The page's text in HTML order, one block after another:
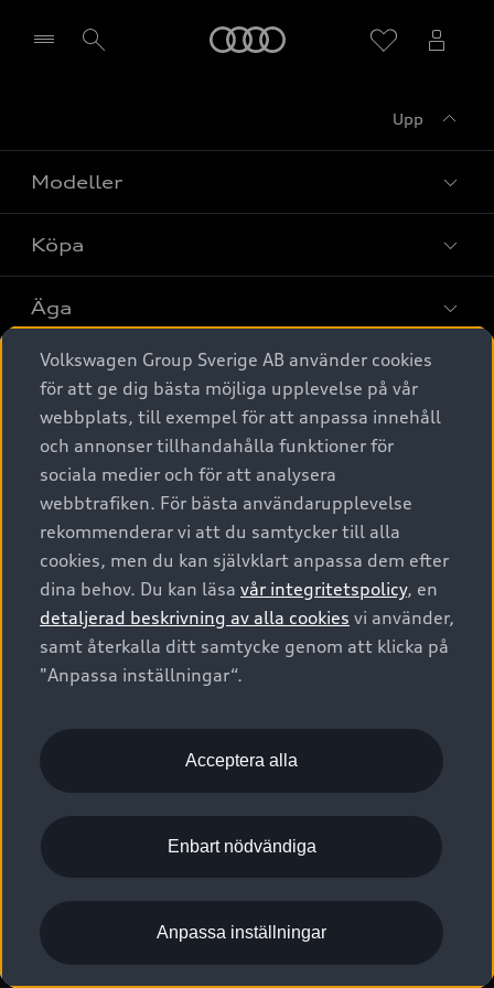
Upp
Modeller
Alla modeller
Elbilar
A6 modellerna
SUV
Avant
Audi Sport
Köpa
Privaterbjudanden
Privatleasing
Nya bilar i lager
Begagnade bilar i lager
Audi approved :plus - så gott som nya
Finansiering
Audi exclusive
Provkörning
Äga
Service & tillbehör
Audi digital services
Originaltillbehör - köp online
Garantier
Försäkring
Digitala manualer för din Audi
Audi Collection – livsstilsartiklar
Vanliga frågor
2G/3G nätet stängs ned - Hur påverkas min bil av detta?
Tjänstebil
Tjänstebil
Business lease online
Företagsleasing
Om Audi Sverige
Kontakta oss
Audi Återförsäljare/-serviceverkstad
myAudi
Pressmeddelanden
Nyhetsbrev
Vårt hållbarhetsarbete
Lediga tjänster huvudkontor
Lediga tjänster hos Audi Återförsäljare
Kommentar till mediauppgifter om dataläcka
© 2026 AUDI SVERIGE. All Rights Reserved.
Utgivare Juridiskt
Juridiskt Audi AG
Juridiskt Audi Digital Giveaway
Anpassa inställningar för cookies
Visselblåsarkanaler
Volkswagen Group Sverige AB använder cookies
för att ge dig bästa möjliga upplevelse på vår
webbplats, till exempel för att anpassa innehåll
och annonser tillhandahålla funktioner för
sociala medier och för att analysera
webbtrafiken. För bästa användarupplevelse
rekommenderar vi att du samtycker till alla
cookies, men du kan självklart anpassa dem efter
dina behov. Du kan läsa vår integritetspolicy, en
detaljerad beskrivning av alla cookies vi använder,
samt återkalla ditt samtycke genom att klicka på
"Anpassa inställningar“.
Acceptera alla
Enbart nödvändiga
Anpassa inställningar